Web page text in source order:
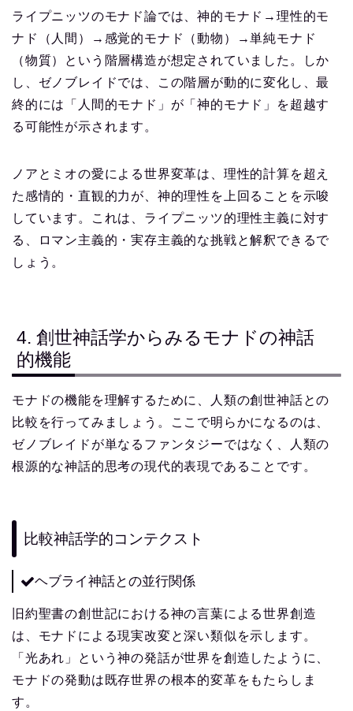
ライプニッツのモナド論では、神的モナド→理性的モ
ナド（人間）→感覚的モナド（動物）→単純モナド
（物質）という階層構造が想定されていました。しか
し、ゼノブレイドでは、この階層が動的に変化し、最
終的には「人間的モナド」が「神的モナド」を超越す
る可能性が示されます。
ノアとミオの愛による世界変革は、理性的計算を超え
た感情的・直観的力が、神的理性を上回ることを示唆
しています。これは、ライプニッツ的理性主義に対す
る、ロマン主義的・実存主義的な挑戦と解釈できるで
しょう。
4. 創世神話学からみるモナドの神話
的機能
モナドの機能を理解するために、人類の創世神話との
比較を行ってみましょう。ここで明らかになるのは、
ゼノブレイドが単なるファンタジーではなく、人類の
根源的な神話的思考の現代的表現であることです。
比較神話学的コンテクスト
ヘブライ神話との並行関係
旧約聖書の創世記における神の言葉による世界創造
は、モナドによる現実改変と深い類似を示します。
「光あれ」という神の発話が世界を創造したように、
モナドの発動は既存世界の根本的変革をもたらしま
す。